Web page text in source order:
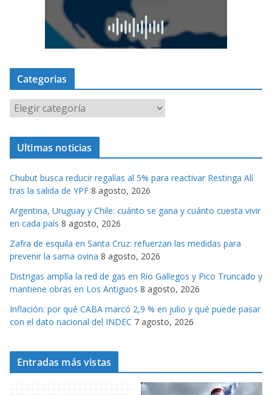
Categorias
a
t
o
r
i
a
s
Ultimas noticias
Chubut busca reducir regalías al 5% para reactivar Restinga Alí
tras la salida de YPF 8 agosto, 2026
Argentina, Uruguay y Chile: cuánto se gana y cuánto cuesta vivir
en cada país 8 agosto, 2026
Zafra de esquila en Santa Cruz: refuerzan las medidas para
prevenir la sarna ovina 8 agosto, 2026
Distrigas amplía la red de gas en Río Gallegos y Pico Truncado y
mantiene obras en Los Antiguos 8 agosto, 2026
Inflación: por qué CABA marcó 2,9 % en julio y qué puede pasar
con el dato nacional del INDEC 7 agosto, 2026
Entradas más vistas